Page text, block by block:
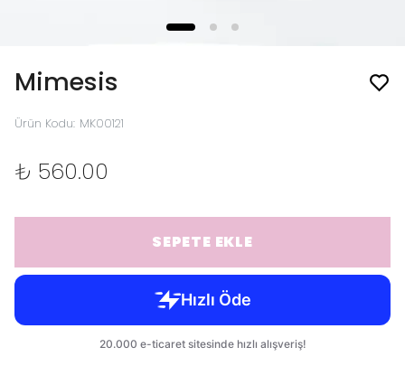
Mimesis
Ürün Kodu: MK00121
₺ 560.00
SEPETE EKLE